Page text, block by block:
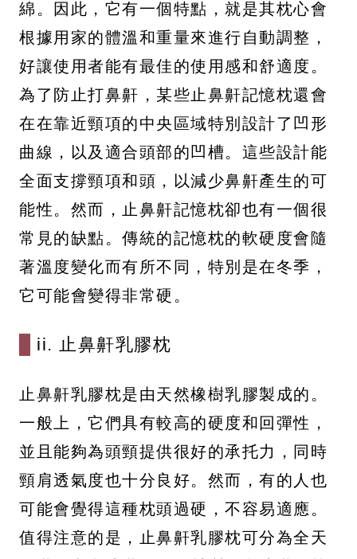
綿。因此，它有一個特點，就是其枕心會
根據用家的體溫和重量來進行自動調整，
好讓使用者能有最佳的使用感和舒適度。
為了防止打鼻鼾，某些止鼻鼾記憶枕還會
在在靠近頸項的中央區域特別設計了凹形
曲線，以及適合頭部的凹槽。這些設計能
全面支撐頸項和頭，以減少鼻鼾產生的可
能性。然而，止鼻鼾記憶枕卻也有一個很
常見的缺點。傳統的記憶枕的軟硬度會隨
著溫度變化而有所不同，特別是在冬季，
它可能會變得非常硬。
ii. 止鼻鼾乳膠枕
止鼻鼾乳膠枕是由天然橡樹乳膠製成的。
一般上，它們具有較高的硬度和回彈性，
並且能夠為頭頸提供很好的承托力，同時
頸肩透氣度也十分良好。然而，有的人也
可能會覺得這種枕頭過硬，不容易適應。
值得注意的是，止鼻鼾乳膠枕可分為全天